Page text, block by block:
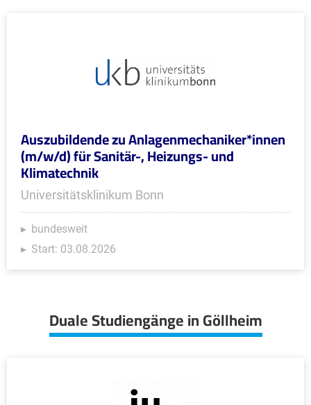
Auszubildende zu Anlagenmechaniker*innen
(m/w/d) für Sanitär-, Heizungs- und
Klimatechnik
Universitätsklinikum Bonn
bundesweit
Start: 03.08.2026
Duale Studiengänge in Göllheim